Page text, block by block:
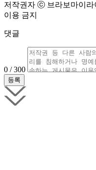
저작권자 ⓒ 브라보마이라
이용 금지
댓글
0 / 300